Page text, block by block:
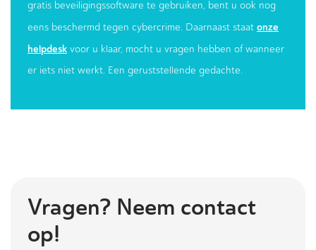
gratis beveiligingssoftware te gebruiken, bent u ook nog
eens beschermd tegen cybercrime. Daarnaast staat onze
helpdesk voor u klaar, mocht u vragen hebben of wanneer
er iets niet werkt. Een geruststellende gedachte.
Vragen? Neem contact
op!